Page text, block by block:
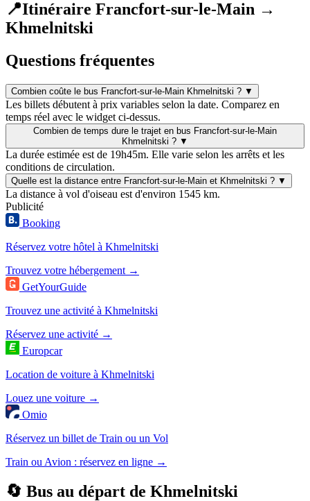
📍Itinéraire Francfort-sur-le-Main →
Khmelnitski
Questions fréquentes
Combien coûte le bus Francfort-sur-le-Main Khmelnitski ? ▼
Les billets débutent à prix variables selon la date. Comparez en
temps réel avec le widget ci-dessus.
Combien de temps dure le trajet en bus Francfort-sur-le-Main
Khmelnitski ? ▼
La durée estimée est de 19h45m. Elle varie selon les arrêts et les
conditions de circulation.
Quelle est la distance entre Francfort-sur-le-Main et Khmelnitski ? ▼
La distance à vol d'oiseau est d'environ 1545 km.
Publicité
Booking
Réservez votre hôtel à Khmelnitski
Trouvez votre hébergement →
GetYourGuide
Trouvez une activité à Khmelnitski
Réservez une activité →
Europcar
Location de voiture à Khmelnitski
Louez une voiture →
Omio
Réservez un billet de Train ou un Vol
Train ou Avion : réservez en ligne →
🔄 Bus au départ de Khmelnitski